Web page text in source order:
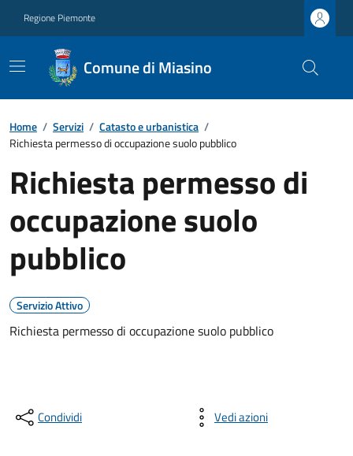
Regione Piemonte
Comune di Miasino
Home / Servizi / Catasto e urbanistica /
Richiesta permesso di occupazione suolo pubblico
Richiesta permesso di
occupazione suolo
pubblico
Servizio Attivo
Richiesta permesso di occupazione suolo pubblico
Condividi Vedi azioni